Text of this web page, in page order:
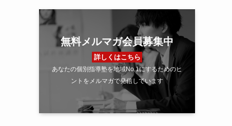
無料メルマガ会員募集中
詳しくはこちら
あなたの個別指導塾を地域No.1にするためのヒ
ントをメルマガで発信しています